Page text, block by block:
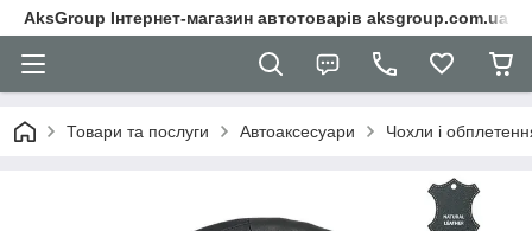
AksGroup Інтернет-магазин автотоварів aksgroup.com.ua
Товари та послуги Автоаксесуари Чохли і